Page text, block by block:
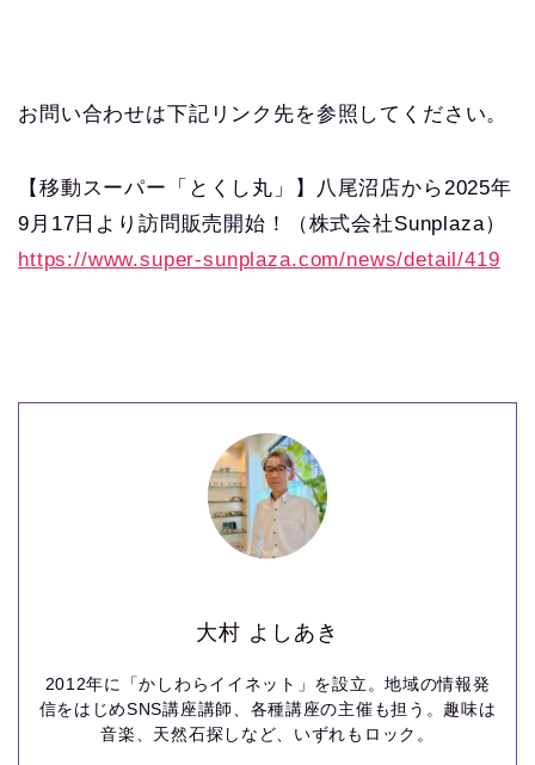
お問い合わせは下記リンク先を参照してください。
【移動スーパー「とくし丸」】八尾沼店から2025年
9月17日より訪問販売開始！（株式会社Sunplaza）
https://www.super-sunplaza.com/news/detail/419
大村 よしあき
2012年に「かしわらイイネット」を設立。地域の情報発
信をはじめSNS講座講師、各種講座の主催も担う。趣味は
音楽、天然石探しなど、いずれもロック。